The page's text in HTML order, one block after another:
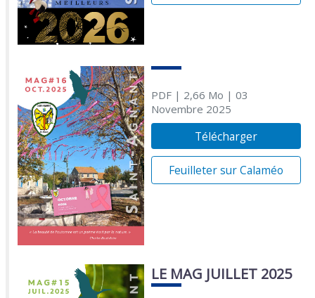
PDF| 2,66 Mo | 03
Novembre 2025
Télécharger
Feuilleter sur Calaméo
LE MAG JUILLET 2025